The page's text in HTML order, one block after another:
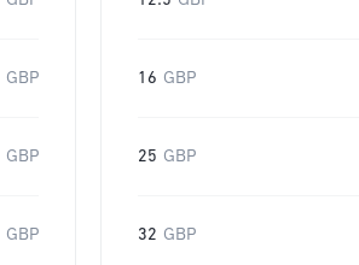
GBP
GBP
GBP
16 GBP
25 GBP
32 GBP